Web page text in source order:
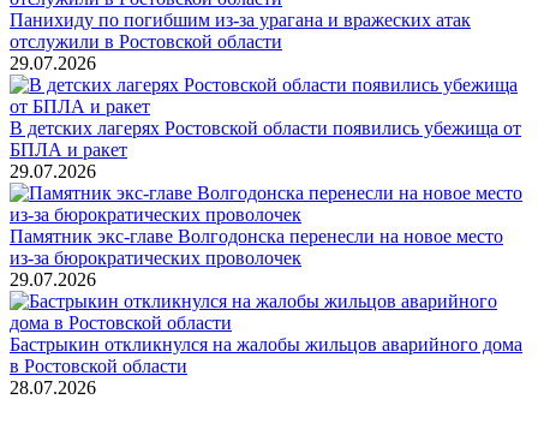
Панихиду по погибшим из-за урагана и вражеских атак
отслужили в Ростовской области
29.07.2026
В детских лагерях Ростовской области появились убежища от
БПЛА и ракет
29.07.2026
Памятник экс-главе Волгодонска перенесли на новое место
из-за бюрократических проволочек
29.07.2026
Бастрыкин откликнулся на жалобы жильцов аварийного дома
в Ростовской области
28.07.2026